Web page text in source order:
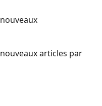
articles par